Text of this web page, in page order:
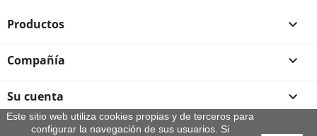
Productos 
Compañía 
Su cuenta 
Información de la tienda
Este sitio web utiliza cookies propias y de terceros para
configurar la navegación de sus usuarios. Si